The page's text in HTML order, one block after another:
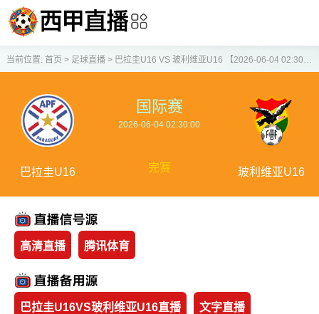
当前位置: 首页 > 足球直播> 巴拉圭U16 VS 玻利维亚U16 【2026-06-04 02:30:00】
巴拉圭U16
国际赛
2026-06-04 02:30:00
完赛 玻利维亚U16
高清直播 腾讯体育
巴拉圭U16VS玻利维亚U16直播 文字直播